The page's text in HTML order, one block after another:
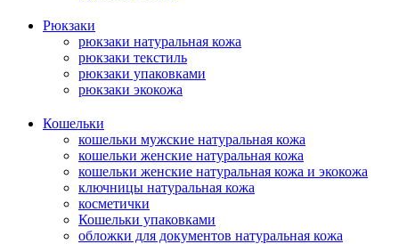
Рюкзаки
рюкзаки натуральная кожа
рюкзаки текстиль
рюкзаки упаковками
рюкзаки экокожа
Кошельки
кошельки мужские натуральная кожа
кошельки женские натуральная кожа
кошельки женские натуральная кожа и экокожа
ключницы натуральная кожа
косметички
Кошельки упаковками
обложки для документов натуральная кожа